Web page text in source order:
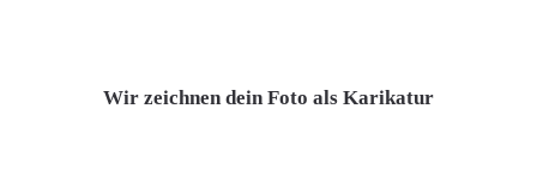
Wir zeichnen dein Foto als Karikatur